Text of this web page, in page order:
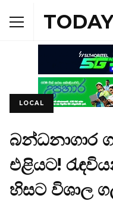
LOCAL
බන්ධනාගාර
එළියට!
හිසට විශාල